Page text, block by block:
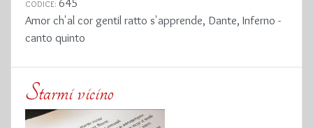
CODICE: 645
Amor ch'al cor gentil ratto s'apprende, Dante, Inferno -
canto quinto
Starmi vicino